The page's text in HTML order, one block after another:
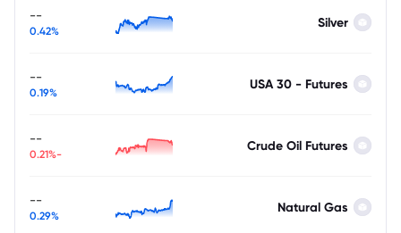
Silver
--
0.42%
USA 30 - Futures
--
0.19%
Crude Oil Futures
--
-0.21%
Natural Gas
--
0.29%